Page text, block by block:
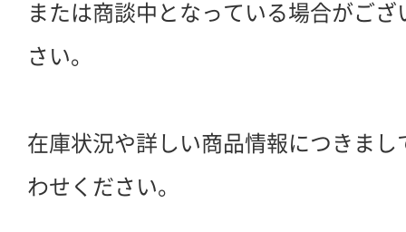
または商談中となっている場合がご
さい。
在庫状況や詳しい商品情報につきま
わせください。